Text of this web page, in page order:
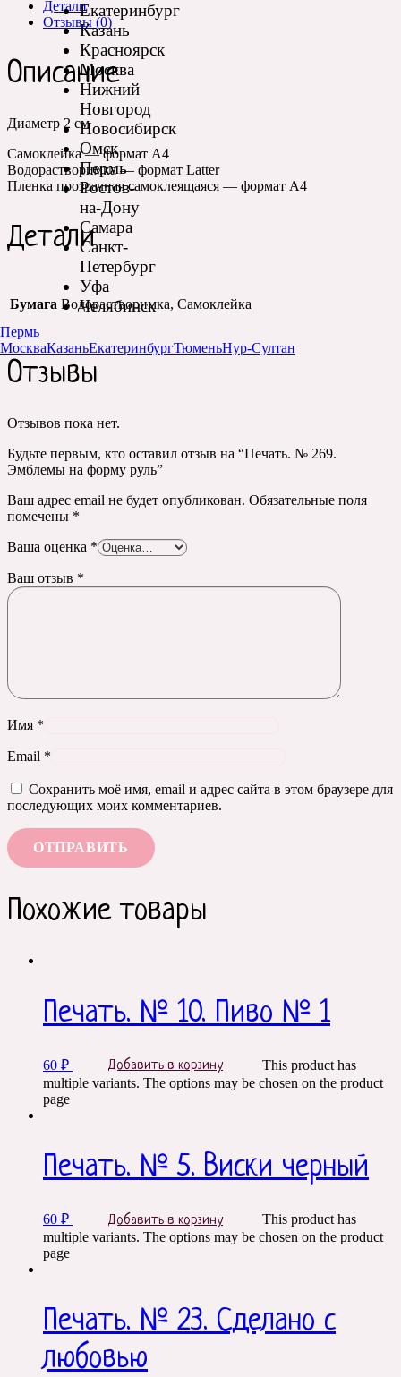
Екатеринбург
Казань
Красноярск
Москва
Нижний
Новгород
Новосибирск
Омск
Пермь
Ростов-
на-Дону
Самара
Санкт-
Петербург
Уфа
Челябинск
Пермь
МоскваКазаньЕкатеринбургТюменьНур-Султан
Детали
Отзывы (0)
Описание
Диаметр 2 см
Самоклейка — формат А4
Водорастворимка — формат Latter
Пленка прозрачная самоклеящаяся — формат А4
Детали
Бумага Водорастворимка, Самоклейка
Отзывы
Отзывов пока нет.
Будьте первым, кто оставил отзыв на “Печать. № 269.
Эмблемы на форму руль”
Ваш адрес email не будет опубликован. Обязательные поля
помечены *
Ваша оценка *
Ваш отзыв *
Имя *
Email *
Сохранить моё имя, email и адрес сайта в этом браузере для
последующих моих комментариев.
Похожие товары
Печать. № 10. Пиво № 1
60 ₽ Добавить в корзину
This product has
multiple variants. The options may be chosen on the product
page
Печать. № 5. Виски черный
60 ₽ Добавить в корзину
This product has
multiple variants. The options may be chosen on the product
page
Печать. № 23. Сделано с
любовью